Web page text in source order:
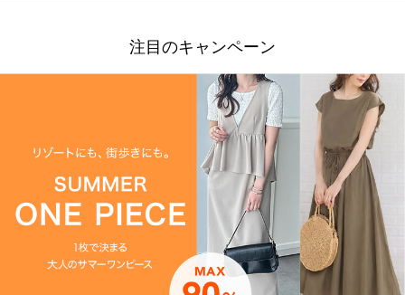
注目のキャンペーン